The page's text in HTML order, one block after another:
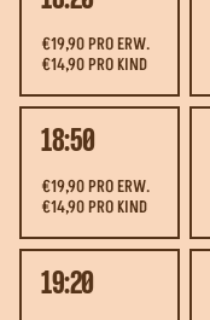
€19,90 PRO ERW.
€14,90 PRO KIND
18:50
€19,90 PRO ERW.
€14,90 PRO KIND
19:20